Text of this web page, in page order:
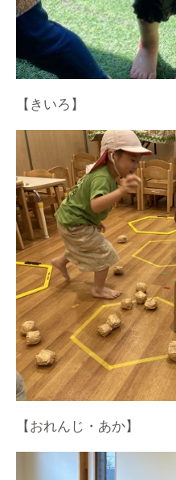
【きいろ】
【おれんじ・あか】